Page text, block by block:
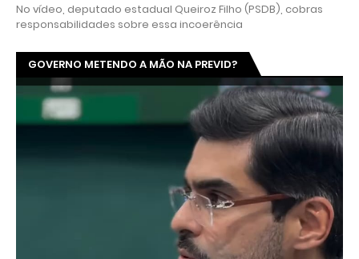
No vídeo, deputado estadual Queiroz Filho (PSDB), cobras
responsabilidades sobre essa incoerência
GOVERNO METENDO A MÃO NA PREVID?